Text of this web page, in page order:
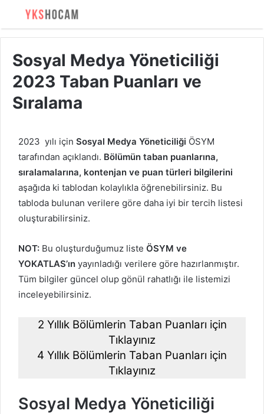
Sosyal Medya Yöneticiliği
2023 Taban Puanları ve
Sıralama
2023 yılı için Sosyal Medya Yöneticiliği ÖSYM
tarafından açıklandı. Bölümün taban puanlarına,
sıralamalarına, kontenjan ve puan türleri bilgilerini
aşağıda ki tablodan kolaylıkla öğrenebilirsiniz. Bu
tabloda bulunan verilere göre daha iyi bir tercih listesi
oluşturabilirsiniz.
NOT: Bu oluşturduğumuz liste ÖSYM ve
YOKATLAS’ın yayınladığı verilere göre hazırlanmıştır.
Tüm bilgiler güncel olup gönül rahatlığı ile listemizi
inceleyebilirsiniz.
2 Yıllık Bölümlerin Taban Puanları için
Tıklayınız
4 Yıllık Bölümlerin Taban Puanları için
Tıklayınız
Sosyal Medya Yöneticiliği